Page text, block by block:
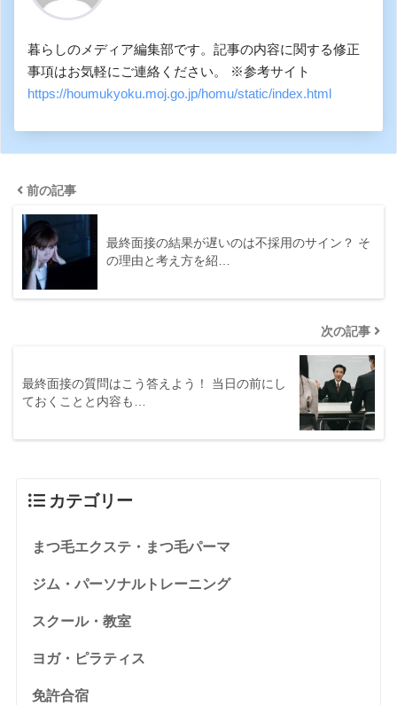
暮らしのメディア編集部です。記事の内容に関する修正
事項はお気軽にご連絡ください。 ※参考サイト
https://houmukyoku.moj.go.jp/homu/static/index.html
前の記事
最終面接の結果が遅いのは不採用のサイン？ そ
の理由と考え方を紹…
次の記事
最終面接の質問はこう答えよう！ 当日の前にし
ておくことと内容も…
カテゴリー
まつ毛エクステ・まつ毛パーマ
ジム・パーソナルトレーニング
スクール・教室
ヨガ・ピラティス
免許合宿